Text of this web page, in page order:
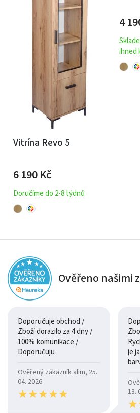
Vitrína Revo 5
6 190Kč
Doručíme do 2-8 týdnů
4
ihned
Ověřeno našimi
Doporučuje obchod /
Zboží dorazilo za 4 dny /
100% komunikace /
Doporučuju
Ověřený zákazník alim, 25.
04. 2026
★★★★★
★★★★★
je
13.
★
★